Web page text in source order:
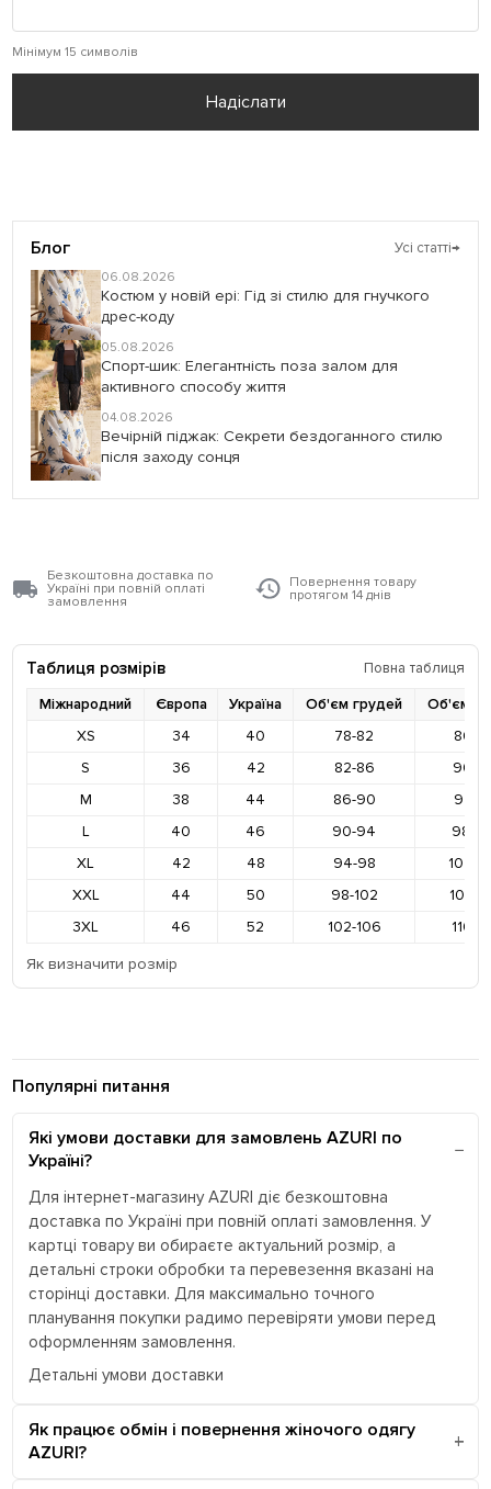
Мінімум 15 символів
Надіслати
Блог Усі статті→
06.08.2026
Костюм у новій ері: Гід зі стилю для гнучкого
дрес-коду
05.08.2026
Спорт-шик: Елегантність поза залом для
активного способу життя
04.08.2026
Вечірній піджак: Секрети бездоганного стилю
після заходу сонця
Безкоштовна доставка по
Україні при повній оплаті
замовлення
Повернення товару
протягом 14 днів
Таблиця розмірів
Повна таблиця
Міжнародний
Європа Україна Об'єм грудей
Об'єм
XS
34 40 78-82
86-
S
36 42 82-86
90-
M
38 44 86-90
94-
L
40 46 90-94
98-
XL
42 48 94-98
102-
XXL
44 50 98-102
106-
3XL
46 52 102-106
110-
Як визначити розмір
Популярні питання
Які умови доставки для замовлень AZURI по
Україні?
Для інтернет-магазину AZURI діє безкоштовна
доставка по Україні при повній оплаті замовлення. У
картці товару ви обираєте актуальний розмір, а
детальні строки обробки та перевезення вказані на
сторінці доставки. Для максимально точного
планування покупки радимо перевіряти умови перед
оформленням замовлення.
Детальні умови доставки
Як працює обмін і повернення жіночого одягу
AZURI?